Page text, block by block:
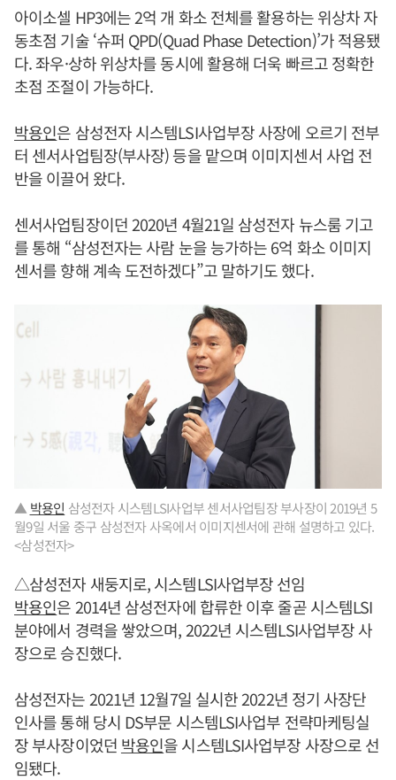
아이소셀 HP3에는 2억 개 화소 전체를 활용하는 위상차 자
동초점 기술 ‘슈퍼 QPD(Quad Phase Detection)’가 적용됐
다. 좌우·상하 위상차를 동시에 활용해 더욱 빠르고 정확한
초점 조절이 가능하다.
박용인은 삼성전자 시스템LSI사업부장 사장에 오르기 전부
터 센서사업팀장(부사장) 등을 맡으며 이미지센서 사업 전
반을 이끌어 왔다.
센서사업팀장이던 2020년 4월21일 삼성전자 뉴스룸 기고
를 통해 “삼성전자는 사람 눈을 능가하는 6억 화소 이미지
센서를 향해 계속 도전하겠다”고 말하기도 했다.
▲ 박용인 삼성전자 시스템LSI사업부 센서사업팀장 부사장이 2019년 5
월9일 서울 중구 삼성전자 사옥에서 이미지센서에 관해 설명하고 있다.
<삼성전자>
△삼성전자 새둥지로, 시스템LSI사업부장 선임
박용인은 2014년 삼성전자에 합류한 이후 줄곧 시스템LSI
분야에서 경력을 쌓았으며, 2022년 시스템LSI사업부장 사
장으로 승진했다.
삼성전자는 2021년 12월7일 실시한 2022년 정기 사장단
인사를 통해 당시 DS부문 시스템LSI사업부 전략마케팅실
장 부사장이었던 박용인을 시스템LSI사업부장 사장으로 선
임됐다.